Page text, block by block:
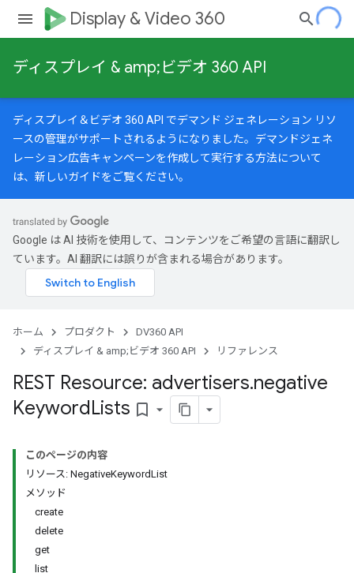
Display & Video 360
ディスプレイ & amp;ビデオ 360 API
ディスプレイ＆ビデオ 360 API でデマンド ジェネレーション リソ
ースの管理がサポートされるようになりました。デマンドジェネ
レーション広告キャンペーンを作成して実行する方法について
は、 新しいガイドをご覧ください。
Google は AI 技術を使用して、コンテンツをご希望の言語に翻訳し
ています。AI 翻訳には誤りが含まれる場合があります。
ホーム プロダクト
DV360 API
ディスプレイ & amp;ビデオ 360 API
リファレンス
REST Resource: advertisers.negative
KeywordLists bookmark_border
このページの内容
リソース: NegativeKeywordList
メソッド
create
delete
get
list